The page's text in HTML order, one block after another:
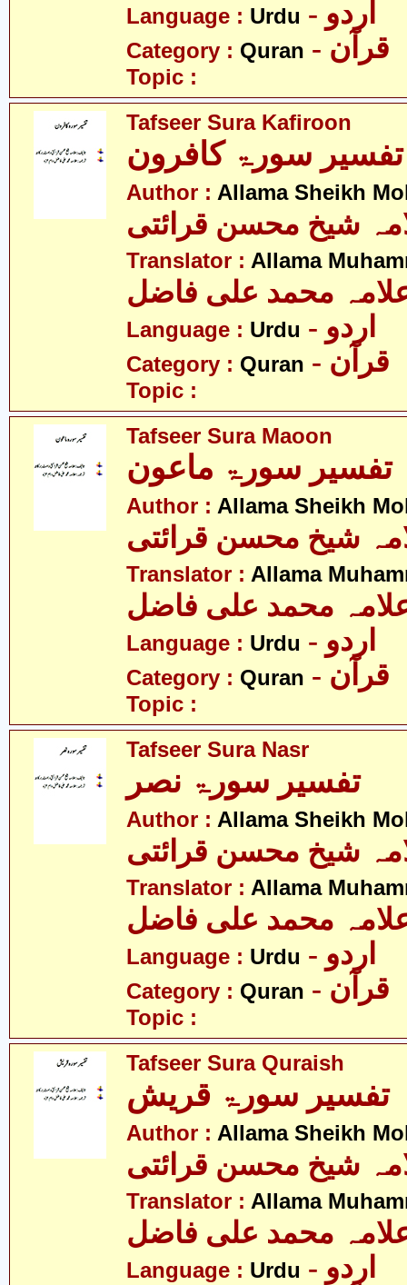
Language : Urdu - اردو
Category : Quran - قرآن
Topic :
Tafseer Sura Kafiroon
تفسیر سورۃ کافرون
Author : Allama Sheikh
شیخ محسن قرائتی
Translator : Allama
محمد علی فاضل
Language : Urdu - اردو
Category : Quran - قرآن
Topic :
Tafseer Sura Maoon
تفسیر سورۃ ماعون
Author : Allama Sheikh
شیخ محسن قرائتی
Translator : Allama
محمد علی فاضل
Language : Urdu - اردو
Category : Quran - قرآن
Topic :
Tafseer Sura Nasr
تفسیر سورۃ نصر
Author : Allama Sheikh
شیخ محسن قرائتی
Translator : Allama
محمد علی فاضل
Language : Urdu - اردو
Category : Quran - قرآن
Topic :
Tafseer Sura Quraish
تفسیر سورۃ قریش
Author : Allama Sheikh
شیخ محسن قرائتی
Translator : Allama
محمد علی فاضل
Language : Urdu - اردو